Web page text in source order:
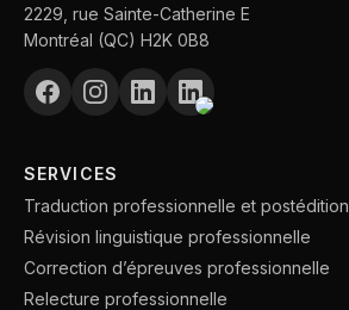
2229, rue Sainte-Catherine E
Montréal (QC) H2K 0B8
SERVICES
Traduction professionnelle et postédition
Révision linguistique professionnelle
Correction d’épreuves professionnelle
Relecture professionnelle